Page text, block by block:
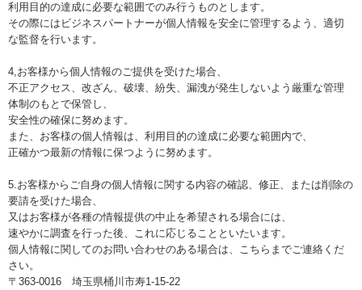
利用目的の達成に必要な範囲でのみ行うものとします。
その際にはビジネスパートナーが個人情報を安全に管理するよう、適切
な監督を行います。
4,お客様から個人情報のご提供を受けた場合、
不正アクセス、改ざん、破壊、紛失、漏洩が発生しないよう厳重な管理
体制のもとで保管し、
安全性の確保に努めます。
また、お客様の個人情報は、利用目的の達成に必要な範囲内で、
正確かつ最新の情報に保つように努めます。
5.お客様からご自身の個人情報に関する内容の確認、修正、または削除の
要請を受けた場合、
又はお客様が各種の情報提供の中止を希望される場合には、
速やかに調査を行った後、これに応じることといたいます。
個人情報に関してのお問い合わせのある場合は、こちらまでご連絡くだ
さい。
〒363-0016 埼玉県桶川市寿1-15-22